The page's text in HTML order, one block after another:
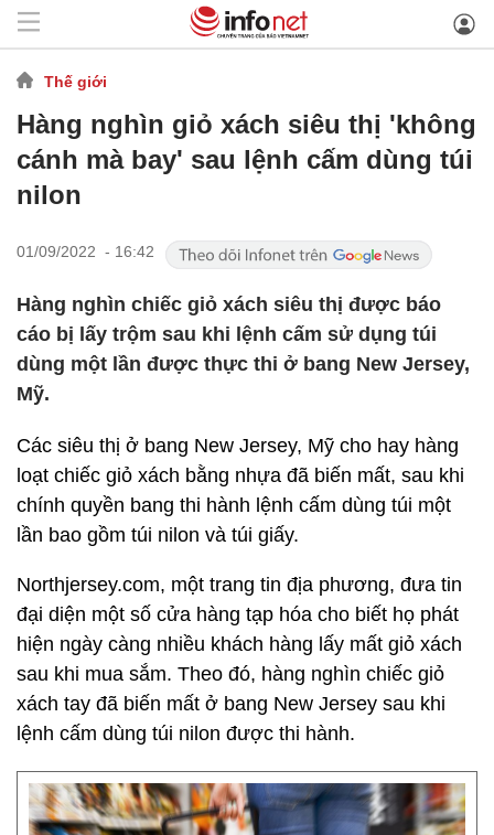
Thế giới
Hàng nghìn giỏ xách siêu thị 'không
cánh mà bay' sau lệnh cấm dùng túi
nilon
01/09/2022 - 16:42
Hàng nghìn chiếc giỏ xách siêu thị được báo
cáo bị lấy trộm sau khi lệnh cấm sử dụng túi
dùng một lần được thực thi ở bang New Jersey,
Mỹ.
Các siêu thị ở bang New Jersey, Mỹ cho hay hàng
loạt chiếc giỏ xách bằng nhựa đã biến mất, sau khi
chính quyền bang thi hành lệnh cấm dùng túi một
lần bao gồm túi nilon và túi giấy.
Northjersey.com, một trang tin địa phương, đưa tin
đại diện một số cửa hàng tạp hóa cho biết họ phát
hiện ngày càng nhiều khách hàng lấy mất giỏ xách
sau khi mua sắm. Theo đó, hàng nghìn chiếc giỏ
xách tay đã biến mất ở bang New Jersey sau khi
lệnh cấm dùng túi nilon được thi hành.